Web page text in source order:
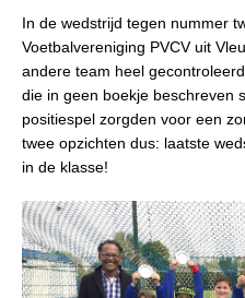
In de wedstrijd tegen nummer
Voetbalvereniging PVCV uit
andere team heel
die in geen boekje beschreven
positiespel zorgden voor een
twee opzichten dus: laatste
in de klasse!